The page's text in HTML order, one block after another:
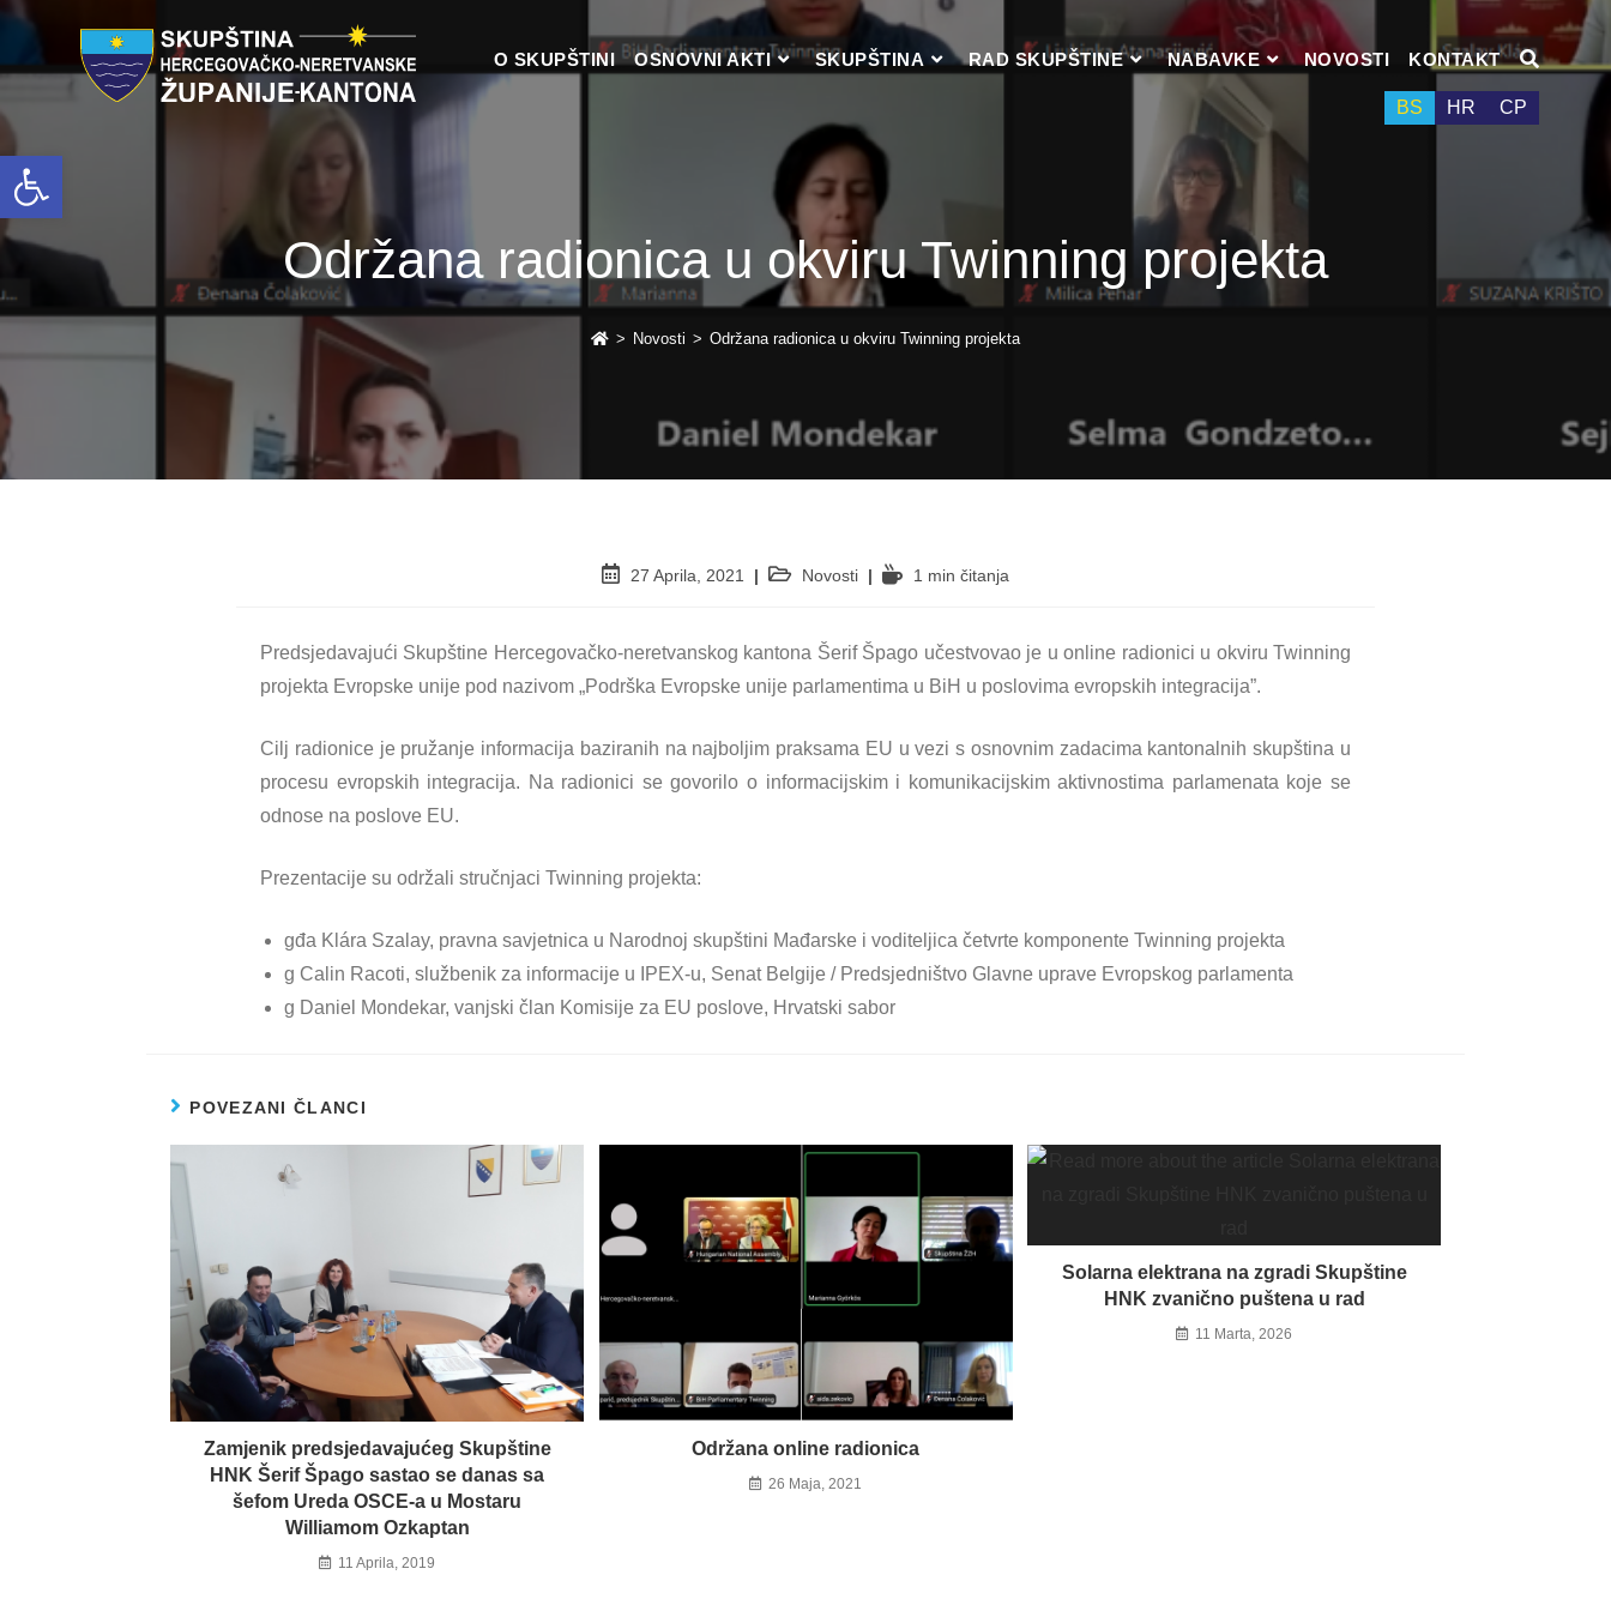
Open toolbar
BS HR СР
O SKUPŠTINI OSNOVNI AKTI SKUPŠTINA RAD SKUPŠTINE NABAVKE NOVOSTI KONTAKT
Održana radionica u okviru Twinning projekta
> Novosti > Održana radionica u okviru Twinning projekta
27 Aprila, 2021 Novosti 1 min čitanja
Predsjedavajući Skupštine Hercegovačko-neretvanskog kantona Šerif Špago učestvovao je u online radionici u okviru Twinning
projekta Evropske unije pod nazivom „Podrška Evropske unije parlamentima u BiH u poslovima evropskih integracija”.
Cilj radionice je pružanje informacija baziranih na najboljim praksama EU u vezi s osnovnim zadacima kantonalnih skupština u
procesu evropskih integracija. Na radionici se govorilo o informacijskim i komunikacijskim aktivnostima parlamenata kojе se
odnose na poslove EU.
Prezentacije su održali stručnjaci Twinning projekta:
gđa Klára Szalay, pravna savjetnica u Narodnoj skupštini Mađarske i voditeljica četvrte komponente Twinning projekta
g Calin Racoti, službenik za informacije u IPEX-u, Senat Belgije / Predsjedništvo Glavne uprave Evropskog parlamenta
g Daniel Mondekar, vanjski član Komisije za EU poslove, Hrvatski sabor
POVEZANI ČLANCI
Zamjenik predsjedavajućeg Skupštine
HNK Šerif Špago sastao se danas sa
šefom Ureda OSCE-a u Mostaru
Williamom Ozkaptan
11 Aprila, 2019
Održana online radionica
26 Maja, 2021
Solarna elektrana na zgradi Skupštine
HNK zvanično puštena u rad
11 Marta, 2026